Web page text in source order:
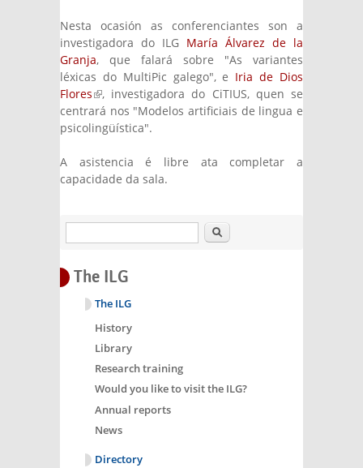
Nesta ocasión as conferenciantes son a
investigadora do ILG María Álvarez de la
Granja, que falará sobre "As variantes
léxicas do MultiPic galego", e Iria de Dios
Flores(link is external)
, investigadora do CiTIUS, quen se
centrará nos "Modelos artificiais de lingua e
psicolingüística".
A asistencia é libre ata completar a
capacidade da sala.
Search
The ILG
The ILG
History
Library
Research training
Would you like to visit the ILG?
Annual reports
News
Directory